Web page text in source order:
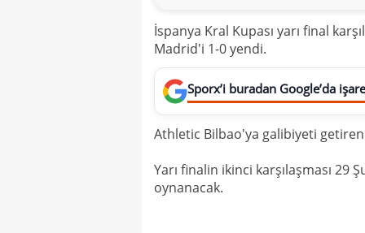
İspanya Kral Kupası yarı final
Madrid'i 1-0 yendi.
Sporx’i buradan Google’da
Athletic Bilbao'ya galibiyeti
Yarı finalin ikinci karşılaşması
oynanacak.